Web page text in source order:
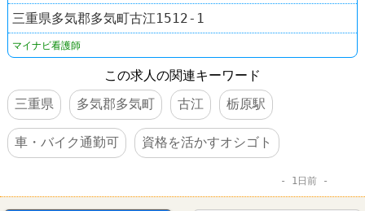
三重県多気郡多気町古江1512-1
マイナビ看護師
この求人の関連キーワード
三重県
多気郡多気町 古江 栃原駅
車・バイク通勤可 資格を活かすオシゴト
1日前